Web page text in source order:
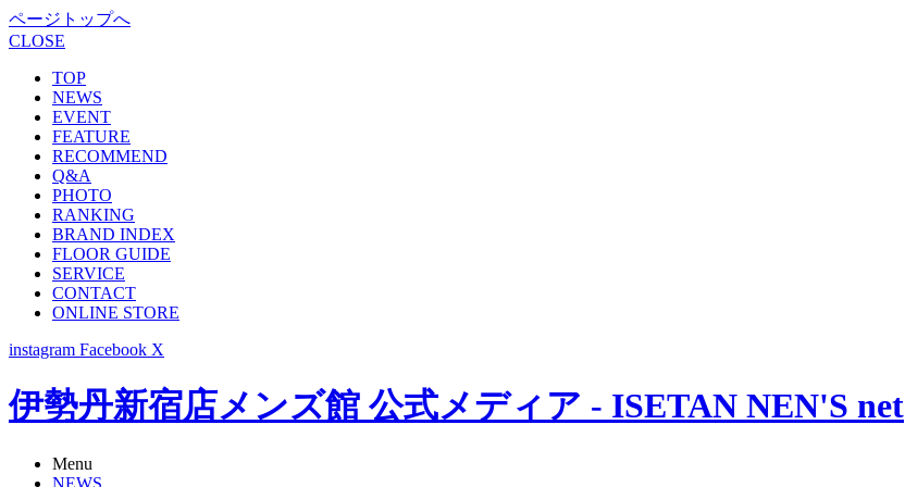
ページトップへ
CLOSE
TOP
NEWS
EVENT
FEATURE
RECOMMEND
Q&A
PHOTO
RANKING
BRAND INDEX
FLOOR GUIDE
SERVICE
CONTACT
ONLINE STORE
instagram Facebook X
伊勢丹新宿店メンズ館 公式メディア - ISETAN NEN'S net
Menu
NEWS